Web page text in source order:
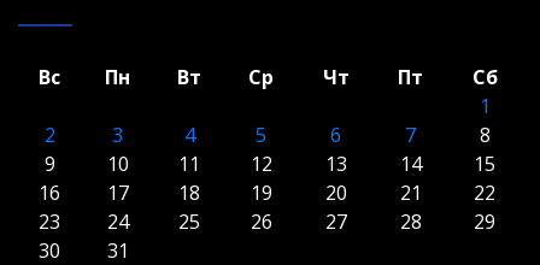
Вс Пн Вт Ср Чт Пт
Сб
1
2
3 4 5 6 7
8
9
10 11 12 13 14
15
16
17 18 19 20 21
22
23
24 25 26 27 28
29
30
31